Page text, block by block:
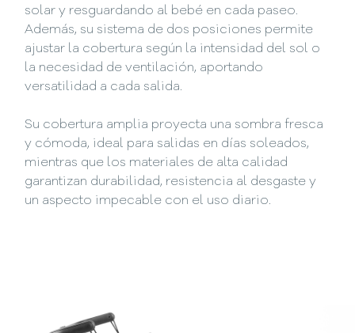
solar y resguardando al bebé en cada paseo.
Además, su sistema de dos posiciones permite
ajustar la cobertura según la intensidad del sol o
la necesidad de ventilación, aportando
versatilidad a cada salida.
Su cobertura amplia proyecta una sombra fresca
y cómoda, ideal para salidas en días soleados,
mientras que los materiales de alta calidad
garantizan durabilidad, resistencia al desgaste y
un aspecto impecable con el uso diario.